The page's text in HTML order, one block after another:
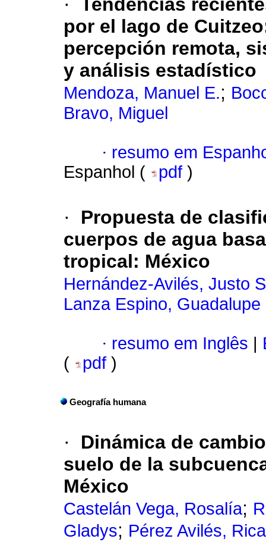
· Tendencias
por el lago de Cuitzeo
percepción remota,
y análisis estadístico
Mendoza, Manuel E.;
Bravo, Miguel
· resumo em
Espanhol (
pdf )
·
Propuesta de
cuerpos de agua
tropical: México
Hernández-Avilés, Justo
Lanza Espino, Guadalupe
· resumo em Inglês
(
pdf )
Geografía humana
·
Dinámica de
suelo de la
México
Castelán Vega, Rosalía;
Gladys; Pérez Avilés,